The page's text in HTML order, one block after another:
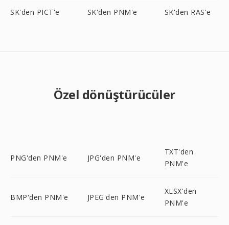
SK'den PICT'e SK'den PNM'e SK'den RAS'e
Özel dönüştürücüler
PNG'den PNM'e JPG'den PNM'e
TXT'den
PNM'e
BMP'den PNM'e JPEG'den PNM'e
XLSX'den
PNM'e